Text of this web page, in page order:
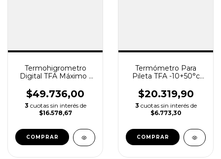
Termohigrometro
Digital TFA Máximo /
$49.736,00
3 cuotas sin interés de
$16.578,67
Termómetro Para
Pileta TFA -10+50°c
Sujeción
$20.319,90
3 cuotas sin interés de
$6.773,30